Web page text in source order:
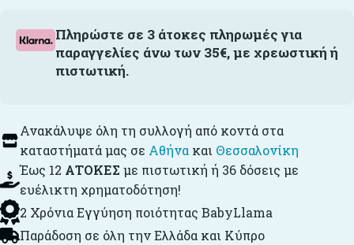
Πληρώστε σε 3 άτοκες πληρωμές για
παραγγελίες άνω των 35€, με χρεωστική ή
πιστωτική.
Ανακάλυψε όλη τη συλλογή από κοντά στα
καταστήματά μας σε Αθήνα και Θεσσαλονίκη
Έως 12 ΑΤΟΚΕΣ με πιστωτική ή 36 δόσεις με
ευέλικτη χρηματοδότηση!
2 Χρόνια Εγγύηση ποιότητας BabyLlama
Παράδοση σε όλη την Ελλάδα και Κύπρο